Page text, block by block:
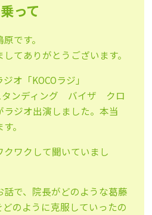
って
です。
てありがとうございます。
オ「KOCOラジ」
タンディング バイザ クロ
ジオ出演しました。本当
。
クワクして聞いていまし
で、院長がどのような葛藤
のように克服していったの